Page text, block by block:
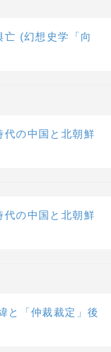
(幻想史学「向
の中国と北朝鮮
の中国と北朝鮮
と「仲裁裁定」後